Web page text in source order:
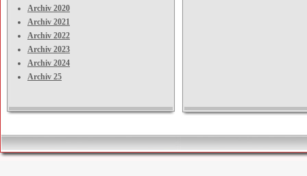
Archiv 2020
Archiv 2021
Archiv 2022
Archiv 2023
Archiv 2024
Archiv 25